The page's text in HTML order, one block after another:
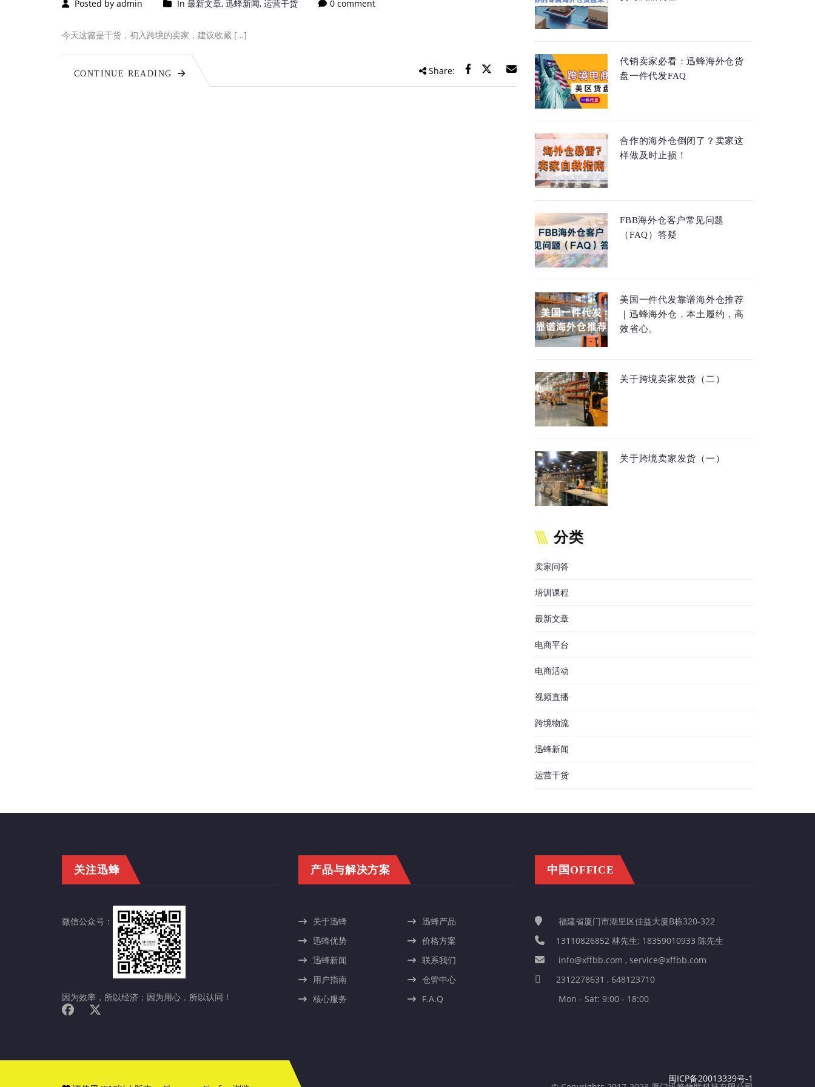
Posted by admin In 最新文章, 迅蜂新闻, 运营干货 0 comment
今天这篇是干货，初入跨境的卖家，建议收藏 […]
CONTINUE READING Share:
代销卖家必看：迅蜂海外仓货
盘一件代发FAQ
合作的海外仓倒闭了？卖家这
样做及时止损！
FBB海外仓客户常见问题
（FAQ）答疑
美国一件代发靠谱海外仓推荐
｜迅蜂海外仓，本土履约，高
效省心。
关于跨境卖家发货（二）
关于跨境卖家发货（一）
分类
卖家问答
培训课程
最新文章
电商平台
电商活动
视频直播
跨境物流
迅蜂新闻
运营干货
关注迅蜂
微信公众号：
因为效率，所以经济；因为用心，所以认同！
产品与解决方案
关于迅蜂
迅蜂产品
迅蜂优势
价格方案
迅蜂新闻
联系我们
用户指南
仓管中心
核心服务
F.A.Q
中国OFFICE
福建省厦门市湖里区佳益大厦B栋320-322
13110826852 林先生; 18359010933 陈先生
info@xffbb.com , service@xffbb.com
2312278631 , 648123710
Mon - Sat: 9:00 - 18:00
闽ICP备20013339号-1